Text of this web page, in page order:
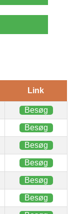
Link
Besøg
Besøg
Besøg
Besøg
Besøg
Besøg